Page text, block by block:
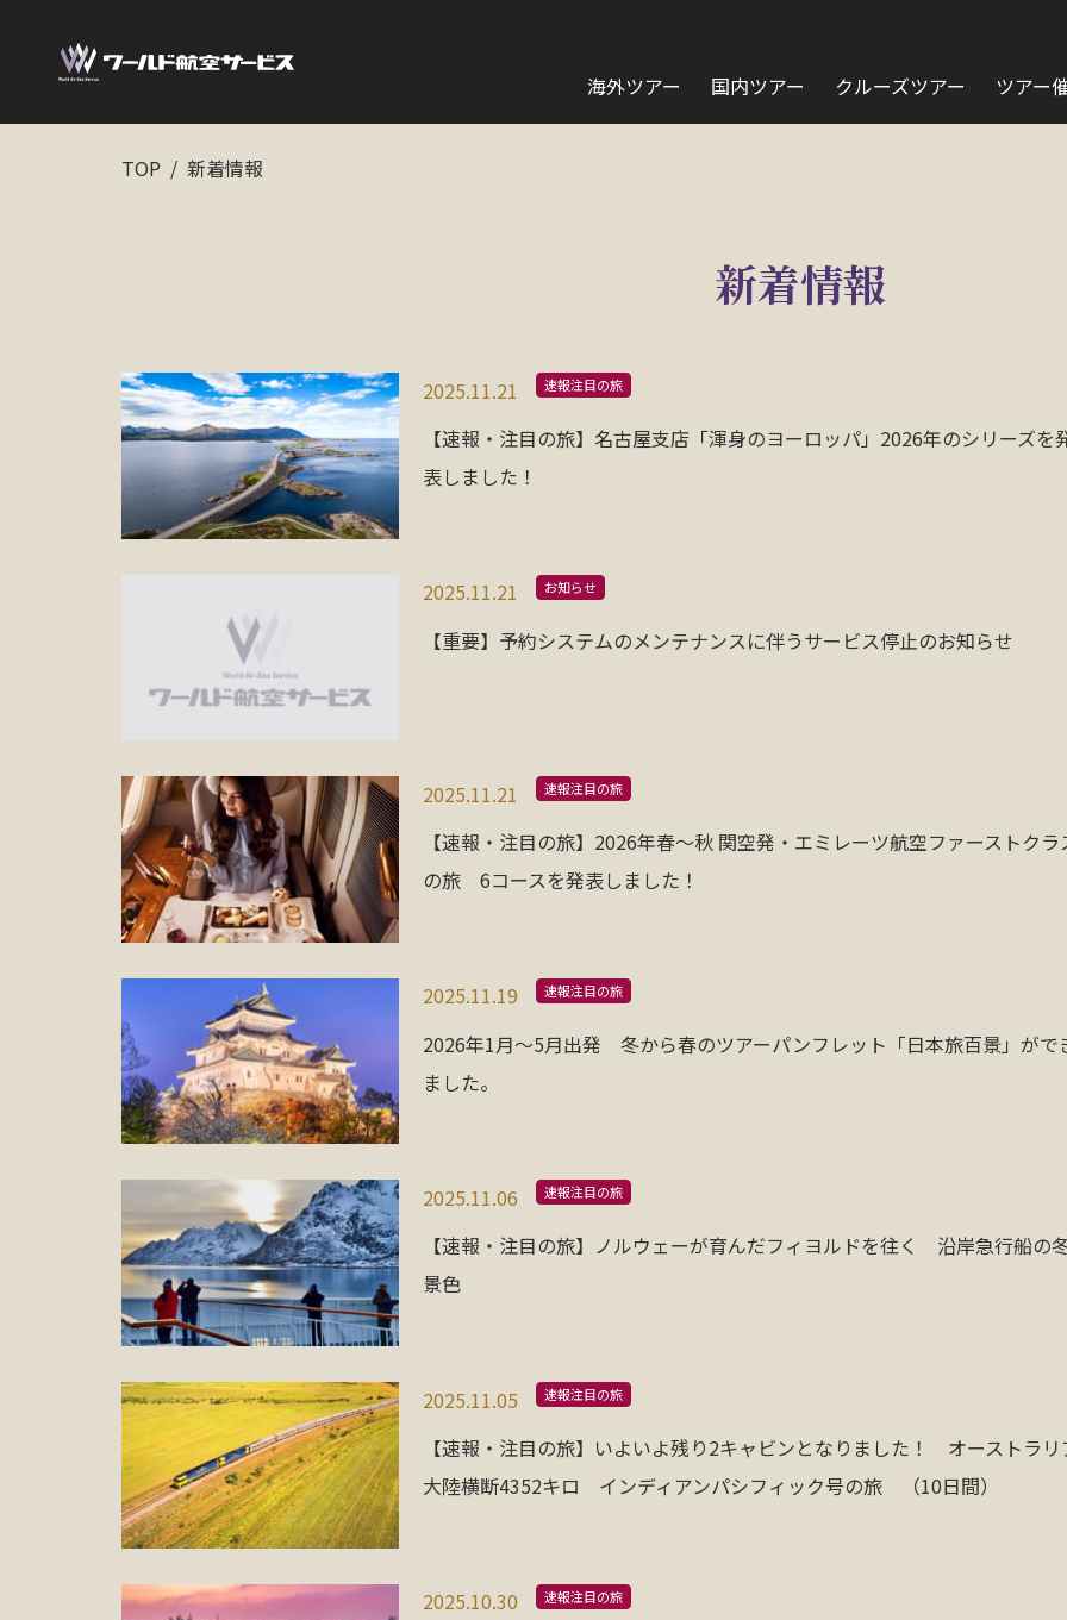
海外ツアー 国内ツアー クルーズツアー ツアー
TOP 新着情報
新着情報
2025.11.21 速報注目の旅
【速報・注目の旅】名古屋支店「渾身のヨーロッパ」2026年のシリーズを
表しました！
2025.11.21 お知らせ
【重要】予約システムのメンテナンスに伴うサービス停止のお知らせ
2025.11.21 速報注目の旅
【速報・注目の旅】2026年春～秋 関空発・エミレーツ航空ファーストクラ
の旅 6コースを発表しました！
2025.11.19 速報注目の旅
2026年1月〜5月出発 冬から春のツアーパンフレット「日本旅百景」がで
ました。
2025.11.06 速報注目の旅
【速報・注目の旅】ノルウェーが育んだフィヨルドを往く 沿岸急行船の
景色
2025.11.05 速報注目の旅
【速報・注目の旅】いよいよ残り2キャビンとなりました！ オーストラリ
大陸横断4352キロ インディアンパシフィック号の旅 （10日間）
2025.10.30 速報注目の旅